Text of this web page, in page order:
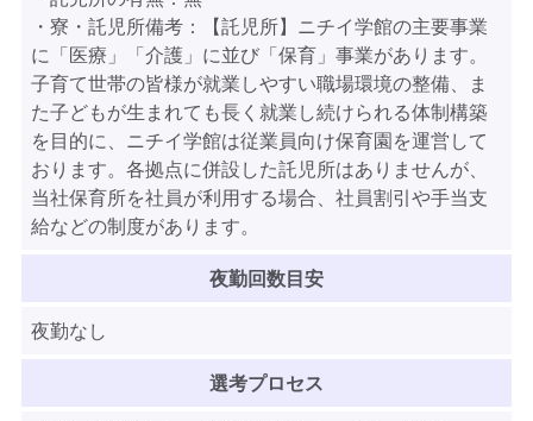
・寮・託児所備考：【託児所】ニチイ学館の主要事業
に「医療」「介護」に並び「保育」事業があります。
子育て世帯の皆様が就業しやすい職場環境の整備、ま
た子どもが生まれても長く就業し続けられる体制構築
を目的に、ニチイ学館は従業員向け保育園を運営して
おります。各拠点に併設した託児所はありませんが、
当社保育所を社員が利用する場合、社員割引や手当支
給などの制度があります。
夜勤回数目安
夜勤なし
選考プロセス